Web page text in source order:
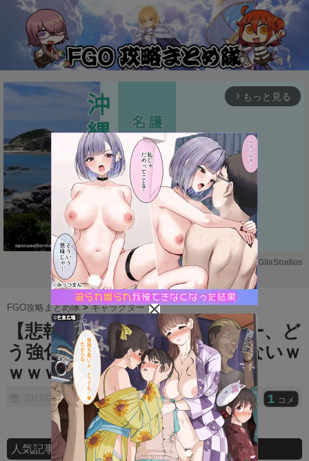
arrow_forward_ios もっと見る
M
u
t
e
Powered by GliaStudios
FGO攻略まとめ隊 >キャラクター >
【悲報】アガルタのキャスター、ど
う強化しても雑魚にしかならないｗ
ｗｗｗｗ
2017/06/30 1 コメ
人気記事ランキング